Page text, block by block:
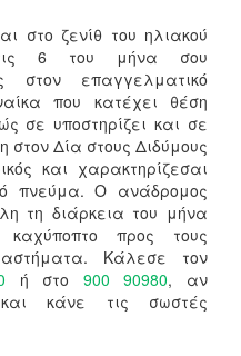
στο ζενίθ του ηλιακού
6 του μήνα σου
στον επαγγελματικό
που κατέχει θέση
σε υποστηρίζει και σε
στον Δία στους Διδύμους
και χαρακτηρίζεσαι
πνεύμα. Ο ανάδρομος
τη διάρκεια του μήνα
προς τους
Κάλεσε τον
ή στο 900 90980, αν
κάνε τις σωστές